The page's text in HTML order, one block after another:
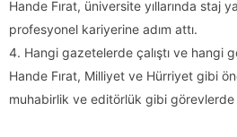
Hande Fırat, üniversite yıllarında staj
profesyonel kariyerine adım attı.
4. Hangi gazetelerde çalıştı ve hangi
Hande Fırat, Milliyet ve Hürriyet gibi
muhabirlik ve editörlük gibi görevlerde